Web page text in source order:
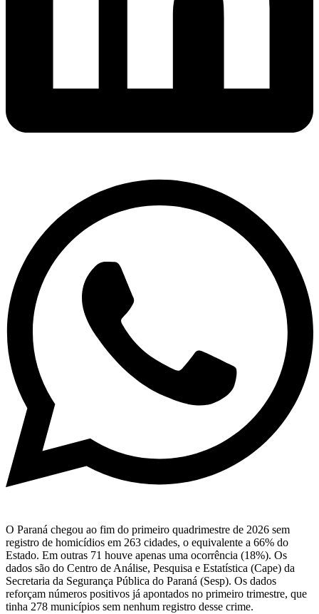
O Paraná chegou ao fim do primeiro quadrimestre de 2026 sem
registro de homicídios em 263 cidades, o equivalente a 66% do
Estado. Em outras 71 houve apenas uma ocorrência (18%). Os
dados são do Centro de Análise, Pesquisa e Estatística (Cape) da
Secretaria da Segurança Pública do Paraná (Sesp). Os dados
reforçam números positivos já apontados no primeiro trimestre, que
tinha 278 municípios sem nenhum registro desse crime.